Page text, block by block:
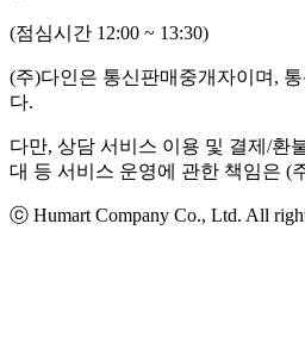
(점심시간 12:00 ~ 13:30)
(주)다인은 통신판매중개자이며,
다.
다만, 상담 서비스 이용 및 결제/환
대 등 서비스 운영에 관한 책임은 (
ⓒ Humart Company Co., Ltd. All